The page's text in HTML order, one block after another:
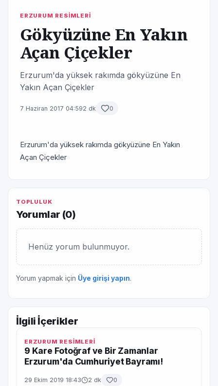
ERZURUM RESİMLERİ
Gökyüzüne En Yakın
Açan Çiçekler
Erzurum'da yüksek rakımda gökyüzüne En
Yakın Açan Çiçekler
7 Haziran 2017 04:592 dk 0
Erzurum'da yüksek rakımda gökyüzüne En Yakın
Açan Çiçekler
TOPLULUK
Yorumlar (0)
Henüz yorum bulunmuyor.
Yorum yapmak için Üye girişi yapın.
İlgili İçerikler
ERZURUM RESİMLERİ
9 Kare Fotoğraf ve Bir Zamanlar
Erzurum'da Cumhuriyet Bayramı!
29 Ekim 2019 18:43 2 dk 0